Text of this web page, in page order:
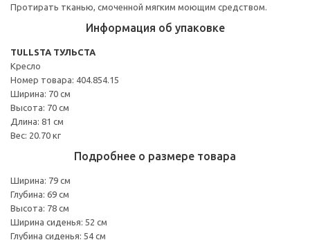
Протирать тканью, смоченной мягким моющим средством.
Информация об упаковке
TULLSTA ТУЛЬСТА
Кресло
Номер товара: 404.854.15
Ширина: 70 см
Высота: 70 см
Длина: 81 см
Вес: 20.70 кг
Подробнее о размере товара
Ширина: 79 см
Глубина: 69 см
Высота: 78 см
Ширина сиденья: 52 см
Глубина сиденья: 54 см